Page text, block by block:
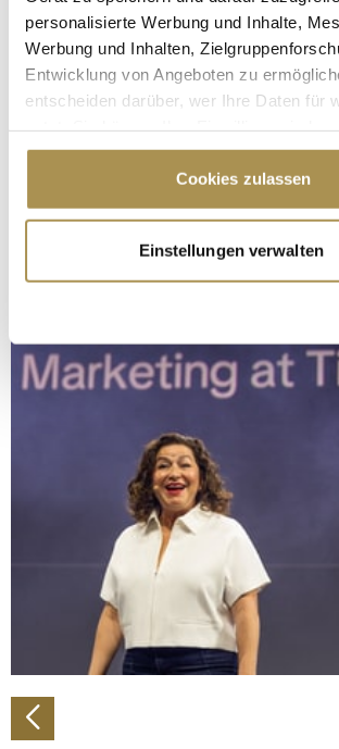
personalisierte Werbung und Inhalte,
Werbung und Inhalten,
Entwicklung von Angeboten zu
entscheiden darüber, wer Ihre Daten für
Cookie-Erklärung oder durch Klicken
Trigger Symbol ändern oder widerrufen
Informationen über Ihre
erfassen, welche bis auf einige
bestimmten Merkmalen
Erfahren Sie mehr darüber, wie Ihre
Abschnitt Einzelheitenfest.
Wir verwenden Cookies, um Inhalte und
personalisieren, Funktionen für soziale
zu können und die Zugriffe auf unsere
analysieren. Außerdem geben wir
Verwendung unserer Website an unsere
soziale Medien, Werbung und Analysen
Partner führen diese Informationen
haben oder die sie im Rahmen Ihrer
gesammelt haben.
Cookies zulassen
Einstellungen verwalten